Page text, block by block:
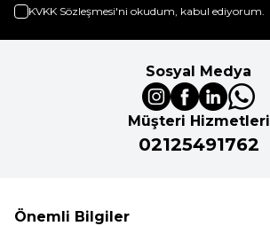
KVKK Sözleşmesi'ni okudum, kabul ediyorum.
Sosyal Medya
Müşteri Hizmetleri
02125491762
Önemli Bilgiler